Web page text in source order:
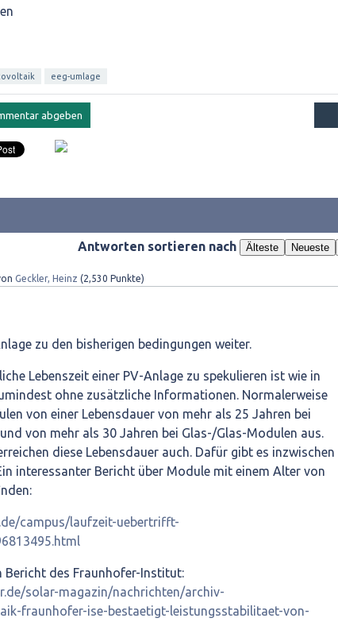
eeg-umlage
Antworten sortieren nach Älteste Neueste
Geckler, Heinz (2,530 Punkte)
zu den bisherigen bedingungen weiter.
Lebenszeit einer PV-Anlage zu spekulieren ist wie in
ohne zusätzliche Informationen. Normalerweise
von einer Lebensdauer von mehr als 25 Jahren bei
von mehr als 30 Jahren bei Glas-/Glas-Modulen aus.
diese Lebensdauer auch. Dafür gibt es inzwischen
interessanter Bericht über Module mit einem Alter von
campus/laufzeit-uebertrifft-
Bericht des Fraunhofer-Institut:
solar-magazin/nachrichten/archiv-
fraunhofer-ise-bestaetigt-leistungsstabilitaet-von-